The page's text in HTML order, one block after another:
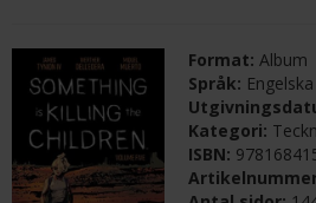
Format:Album
Språk: Engelska
Kategori:
ISBN: